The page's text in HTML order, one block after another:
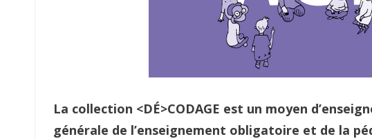
La collection <DÉ>CODAGE est un moyen
générale de l’enseignement obligatoire et de la